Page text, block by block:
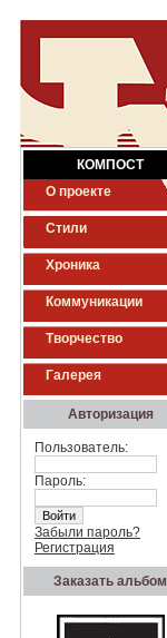
КОМПОСТ
О проекте
Стили
Хроника
Коммуникации
Творчество
Галерея
Авторизация
Пользователь:
Пароль:
Забыли пароль?
Регистрация
Заказать альбом